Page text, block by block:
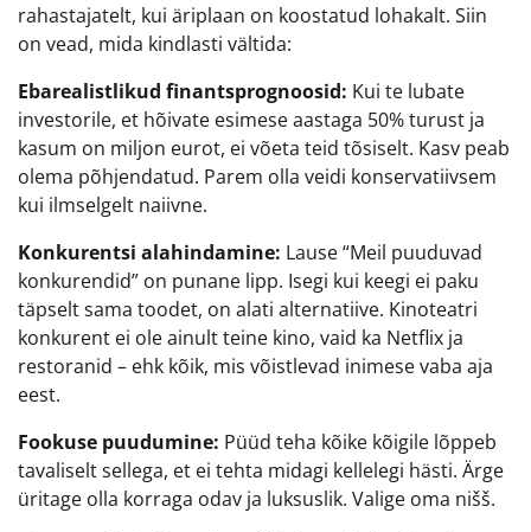
rahastajatelt, kui äriplaan on koostatud lohakalt. Siin
on vead, mida kindlasti vältida:
Ebarealistlikud finantsprognoosid: Kui te lubate
investorile, et hõivate esimese aastaga 50% turust ja
kasum on miljon eurot, ei võeta teid tõsiselt. Kasv peab
olema põhjendatud. Parem olla veidi konservatiivsem
kui ilmselgelt naiivne.
Konkurentsi alahindamine: Lause “Meil puuduvad
konkurendid” on punane lipp. Isegi kui keegi ei paku
täpselt sama toodet, on alati alternatiive. Kinoteatri
konkurent ei ole ainult teine kino, vaid ka Netflix ja
restoranid – ehk kõik, mis võistlevad inimese vaba aja
eest.
Fookuse puudumine: Püüd teha kõike kõigile lõppeb
tavaliselt sellega, et ei tehta midagi kellelegi hästi. Ärge
üritage olla korraga odav ja luksuslik. Valige oma nišš.